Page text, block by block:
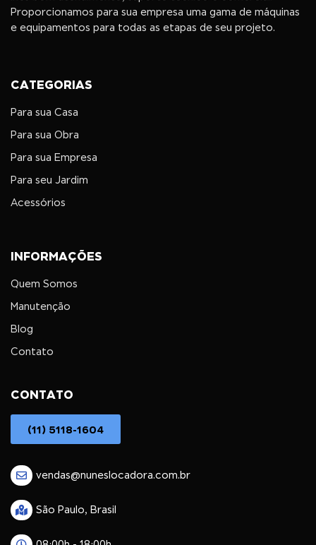
Proporcionamos para sua empresa uma gama de máquinas
e equipamentos para todas as etapas de seu projeto.
CATEGORIAS
Para sua Casa
Para sua Obra
Para sua Empresa
Para seu Jardim
Acessórios
INFORMAÇÕES
Quem Somos
Manutenção
Blog
Contato
CONTATO
(11) 5118-1604
vendas@nuneslocadora.com.br
São Paulo, Brasil